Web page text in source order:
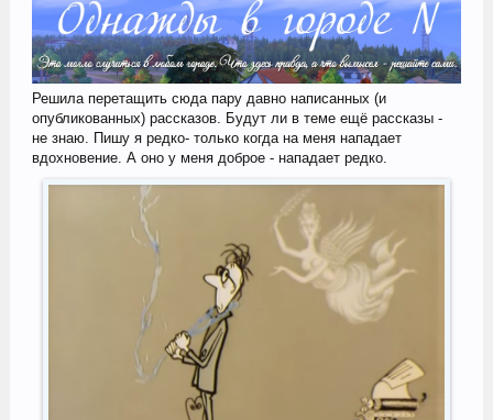
Решила перетащить сюда пару давно написанных (и
опубликованных) рассказов. Будут ли в теме ещё рассказы -
не знаю. Пишу я редко- только когда на меня нападает
вдохновение. А оно у меня доброе - нападает редко.